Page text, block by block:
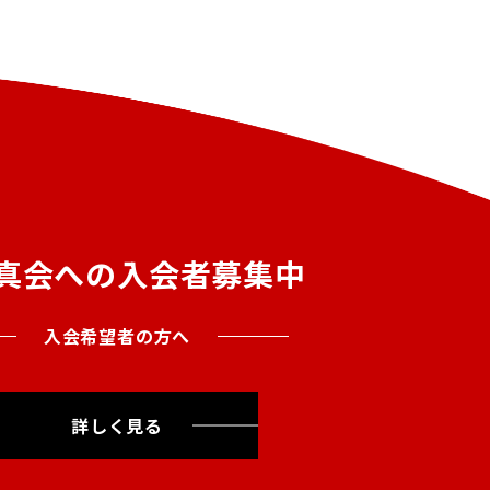
会への入会者募集中
入会希望者の方へ
詳しく見る